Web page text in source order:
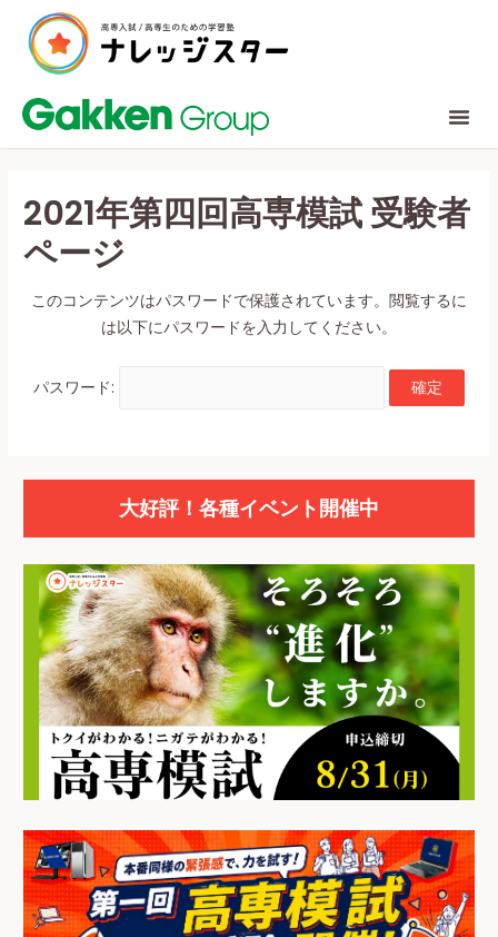
2021年第四回高専模試 受験者
ページ
このコンテンツはパスワードで保護されています。閲覧するに
は以下にパスワードを入力してください。
パスワード:
大好評！各種イベント開催中